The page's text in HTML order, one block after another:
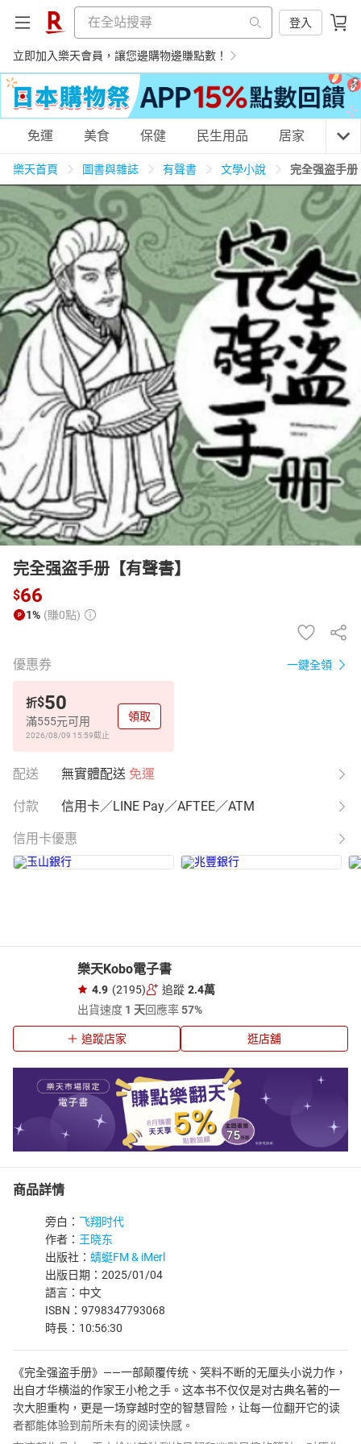
登入
立即加入樂天會員，讓您邊購物邊賺點數！
購物網分類
天天免運 美食蛋糕 養生保健 民生用品
居家生活 3C家電 運動休閒 親子玩具
女裝 男裝 化妝保養 情趣用品
日本購物 電子/紙本書
HOT
免運 美食 保健 民生用品 居家 3C
樂天首頁 圖書與雜誌 有聲書 文學小說 完全强盗手册
完全强盗手册【有聲書】
$66
1% (賺0點)
優惠券 一鍵全領
折$50
滿555元可用
2026/08/09 15:59截止
領取
配送 無實體配送 免運
付款 信用卡／LINE Pay／AFTEE／ATM
信用卡優惠
樂天Kobo電子書
4.9 (2195) 追蹤 2.4萬
出貨速度 1 天回應率57%
追蹤店家 逛店舖
商品詳情
旁白： 飞翔时代
作者： 王晓东
出版社： 蜻蜓FM & iMerl
出版日期：2025/01/04
語言：中文
ISBN：9798347793068
時長：10:56:30
《完全强盗手册》——一部颠覆传统、笑料不断的无厘头小说力作，
出自才华横溢的作家王小枪之手。这本书不仅仅是对古典名著的一
次大胆重构，更是一场穿越时空的智慧冒险，让每一位翻开它的读
者都能体验到前所未有的阅读快感。